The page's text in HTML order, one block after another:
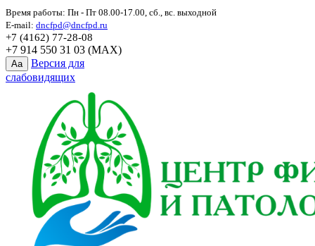
Время работы: Пн - Пт 08.00-17.00, сб., вс. выходной
E-mail: dncfpd@dncfpd.ru
+7 (4162) 77-28-08
+7 914 550 31 03 (MAX)
Aa
Версия для
слабовидящих